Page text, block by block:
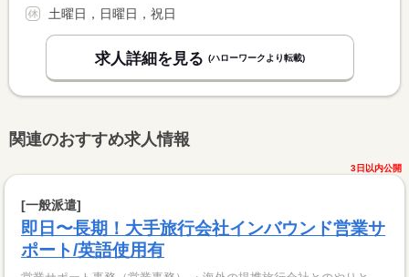
土曜日，日曜日，祝日
求人詳細を見る (ハローワークより転載)
関連のおすすめ求人情報
3日以内公開
[一般派遣]
即日〜長期！大手旅行会社インバウンド営業サ
ポート/英語使用有